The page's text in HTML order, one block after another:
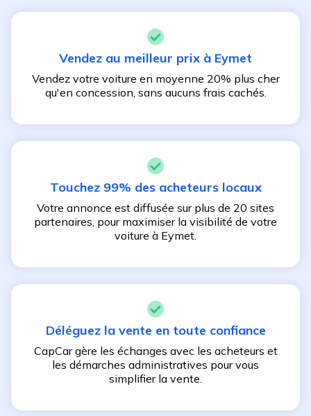
Vendez au meilleur prix à Eymet
Vendez votre voiture en moyenne 20% plus cher
qu'en concession, sans aucuns frais cachés.
Touchez 99% des acheteurs locaux
Votre annonce est diffusée sur plus de 20 sites
partenaires, pour maximiser la visibilité de votre
voiture à Eymet.
Déléguez la vente en toute confiance
CapCar gère les échanges avec les acheteurs et
les démarches administratives pour vous
simplifier la vente.